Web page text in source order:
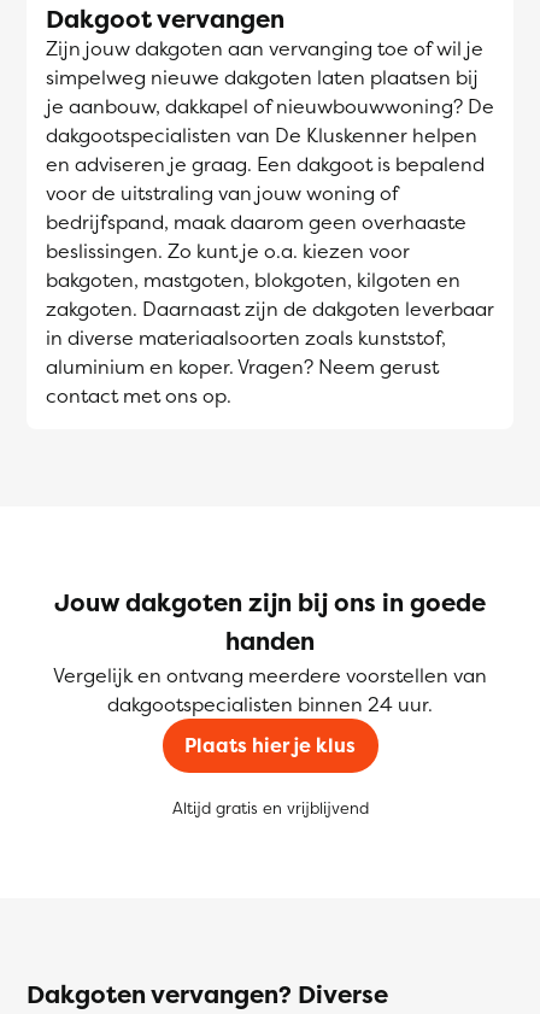
Dakgoot vervangen
Zijn jouw dakgoten aan vervanging toe of wil je
simpelweg nieuwe dakgoten laten plaatsen bij
je aanbouw, dakkapel of nieuwbouwwoning? De
dakgootspecialisten van De Kluskenner helpen
en adviseren je graag. Een dakgoot is bepalend
voor de uitstraling van jouw woning of
bedrijfspand, maak daarom geen overhaaste
beslissingen. Zo kunt je o.a. kiezen voor
bakgoten, mastgoten, blokgoten, kilgoten en
zakgoten. Daarnaast zijn de dakgoten leverbaar
in diverse materiaalsoorten zoals kunststof,
aluminium en koper. Vragen? Neem gerust
contact met ons op.
Jouw dakgoten zijn bij ons in goede
handen
Vergelijk en ontvang meerdere voorstellen van
dakgootspecialisten binnen 24 uur.
Plaats hier je klus
Altijd gratis en vrijblijvend
Dakgoten vervangen? Diverse